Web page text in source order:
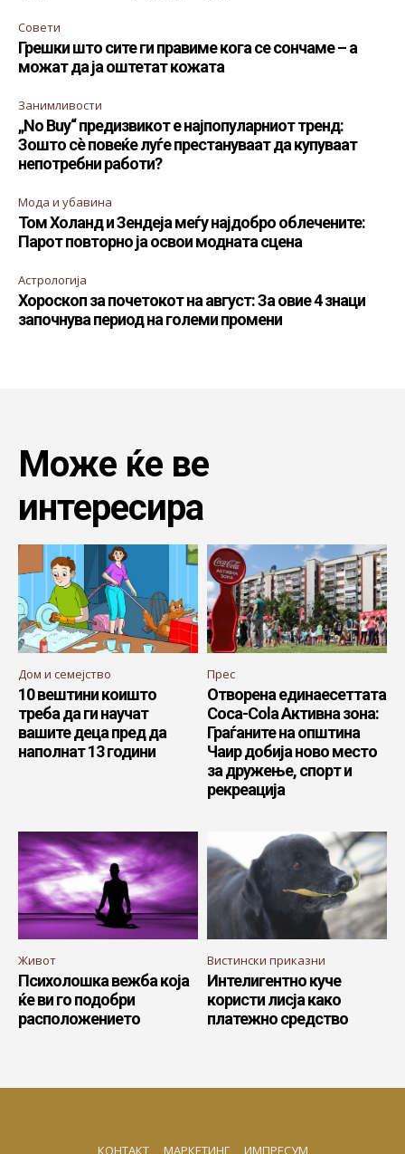
Совети
Грешки што сите ги правиме кога се сончаме – а
можат да ја оштетат кожата
Занимливости
„No Buy“ предизвикот е најпопуларниот тренд:
Зошто сè повеќе луѓе престануваат да купуваат
непотребни работи?
Мода и убавина
Том Холанд и Зендеја меѓу најдобро облечените:
Парот повторно ја освои модната сцена
Астрологија
Хороскоп за почетокот на август: За овие 4 знаци
започнува период на големи промени
Може ќе ве
интересира
Дом и семејство
10 вештини коишто
треба да ги научат
вашите деца пред да
наполнат 13 години
Прес
Отворена единаесеттата
Coca-Cola Активна зона:
Граѓаните на општина
Чаир добија ново место
за дружење, спорт и
рекреација
Живот
Психолошка вежба која
ќе ви го подобри
расположението
Вистински приказни
Интелигентно куче
користи лисја како
платежно средство
КОНТАКТ МАРКЕТИНГ ИМПРЕСУМ